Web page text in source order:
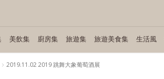
美飲集 廚房集 旅遊集 旅遊美食集 生活風
2019.11.02 2019 跳舞大象葡萄酒展